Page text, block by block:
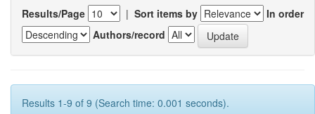
Results/Page | Sort items by
In order
Authors/record
Results 1-9 of 9 (Search time: 0.001 seconds).